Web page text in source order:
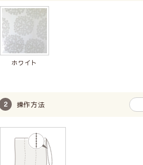
ホワイト
操作方法